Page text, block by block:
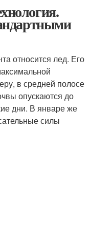
относится лед. Его
в средней полосе
опускаются до
дни. В январе же
силы